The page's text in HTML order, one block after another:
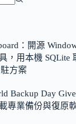
：開源
，用本機 SQLite
方案
Backup Day
專業備份與復原